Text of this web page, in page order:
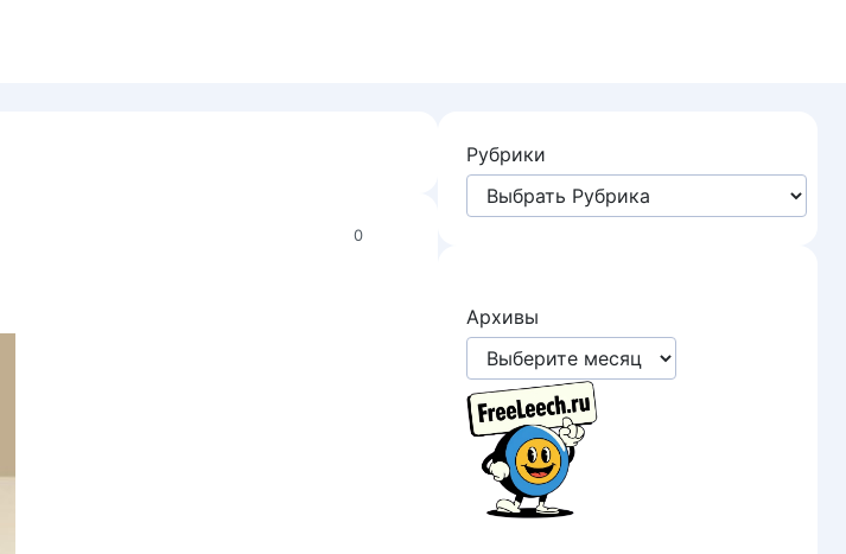
0
Рубрики
Архивы